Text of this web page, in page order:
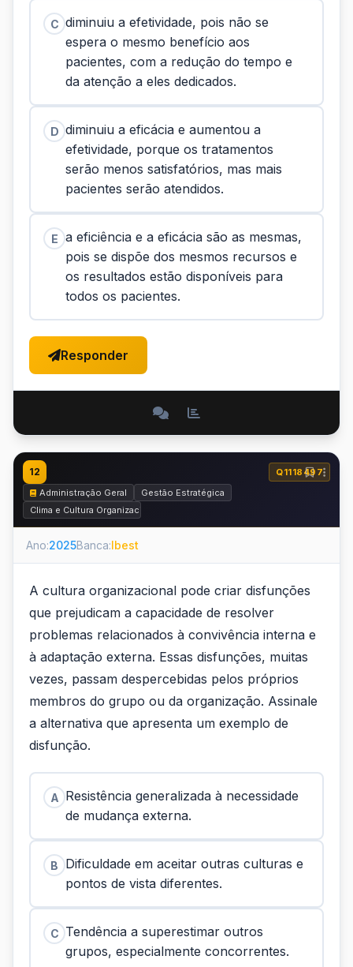
C diminuiu a efetividade, pois não se
espera o mesmo benefício aos
pacientes, com a redução do tempo e
da atenção a eles dedicados.
D diminuiu a eficácia e aumentou a
efetividade, porque os tratamentos
serão menos satisfatórios, mas mais
pacientes serão atendidos.
E a eficiência e a eficácia são as mesmas,
pois se dispõe dos mesmos recursos e
os resultados estão disponíveis para
todos os pacientes.
Responder
12
Q1118497
Administração Geral
Gestão Estratégica
Clima e Cultura Organizacional na Administração Geral
Ano:2025Banca:Ibest
A cultura organizacional pode criar disfunções
que prejudicam a capacidade de resolver
problemas relacionados à convivência interna e
à adaptação externa. Essas disfunções, muitas
vezes, passam despercebidas pelos próprios
membros do grupo ou da organização. Assinale
a alternativa que apresenta um exemplo de
disfunção.
A Resistência generalizada à necessidade
de mudança externa.
B
Dificuldade em aceitar outras culturas e
pontos de vista diferentes.
C Tendência a superestimar outros
grupos, especialmente concorrentes.